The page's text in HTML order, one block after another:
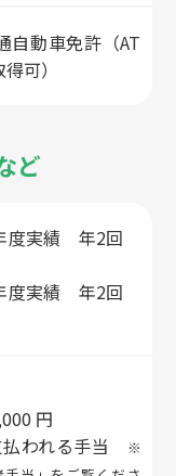
動車免許（AT
可）
ど
度実績 年2回
度実績 年2回
円
払われる手当
※